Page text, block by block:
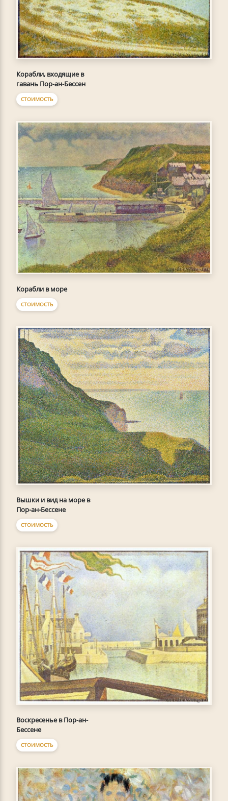
Корабли, входящие в
гавань Пор-ан-Бессен
СТОИМОСТЬ
Корабли в море
СТОИМОСТЬ
Вышки и вид на море в
Пор-ан-Бессене
СТОИМОСТЬ
Воскресенье в Пор-ан-
Бессене
СТОИМОСТЬ